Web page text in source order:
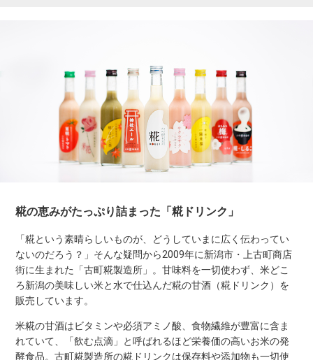
糀の恵みがたっぷり詰まった「糀ドリンク」
「糀という素晴らしいものが、どうしていまに広く伝わってい
ないのだろう？」そんな疑問から2009年に新潟市・上古町商店
街に生まれた「古町糀製造所」。甘味料を一切使わず、米どこ
ろ新潟の美味しい米と水で仕込んだ糀の甘酒（糀ドリンク）を
販売しています。
米糀の甘酒はビタミンや必須アミノ酸、食物繊維が豊富に含ま
れていて、「飲む点滴」と呼ばれるほど栄養価の高いお米の発
酵食品。古町糀製造所の糀ドリンクは保存料や添加物も一切使